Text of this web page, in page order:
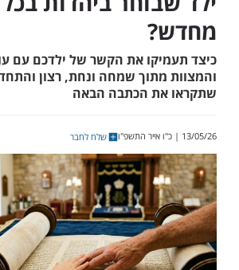
והחוקים:
ביהדות בכל
את הקשר של ילדכם עם עולם
שמחה ונחת, רצון
הכתבה הבאה
שלח לחבר